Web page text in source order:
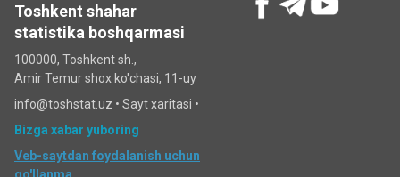
Toshkent shahar
statistika boshqarmasi
100000, Toshkent sh.,
Amir Temur shox ko'chasi, 11-uy
info@toshstat.uz • Sayt xaritasi •
Bizga xabar yuboring
Veb-saytdan foydalanish uchun